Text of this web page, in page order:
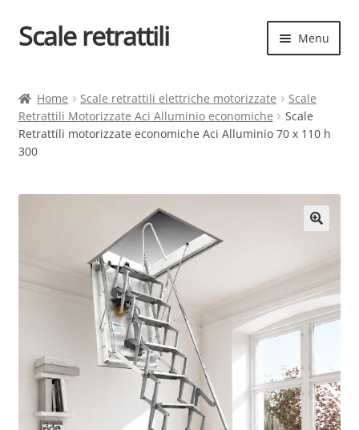
Vai
alla
Vai
al
Scale retrattili Menu
il
child
Contatti
Cart
il
menu
child
Home Scale retrattili elettriche motorizzate
Scale
Retrattili Motorizzate Aci Alluminio economiche
Scale
Retrattili motorizzate economiche Aci Alluminio 70 x 110 h
300